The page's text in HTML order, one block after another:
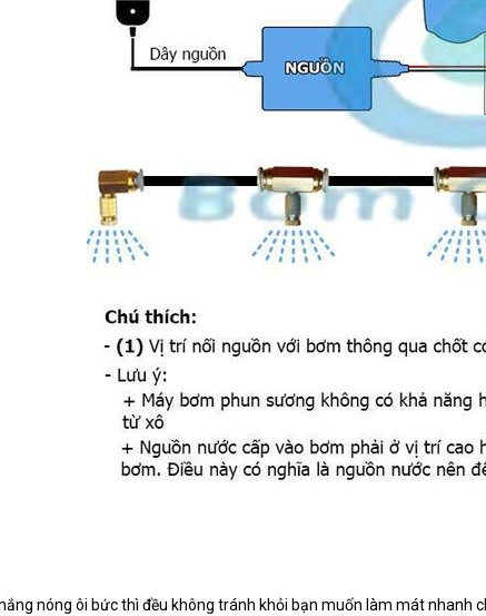
nóng ôi bức thì đều không tránh khỏi bạn muốn làm mát nhanh